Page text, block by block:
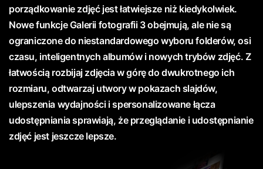
porządkowanie zdjęć jest łatwiejsze niż kiedykolwiek.
Nowe funkcje Galerii fotografii 3 obejmują, ale nie są
ograniczone do niestandardowego wyboru folderów, osi
czasu, inteligentnych albumów i nowych trybów zdjęć. Z
łatwością rozbijaj zdjęcia w górę do dwukrotnego ich
rozmiaru, odtwarzaj utwory w pokazach slajdów,
ulepszenia wydajności i spersonalizowane łącza
udostępniania sprawiają, że przeglądanie i udostępnianie
zdjęć jest jeszcze lepsze.